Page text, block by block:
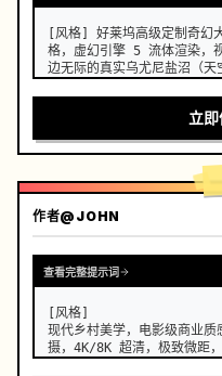
[风格] 好莱坞高级定制奇幻
格，虚幻引擎 5 流体渲染
边无际的真实乌尤尼盐沼（天
00:05] 镜头 1：高定入场与
镜头推近。动作：一位辨识
酷行走。效果：她身着并非
裙。行走时裙摆发出真实陶
统的青花纹样在白色瓷质…
立
作者@JOHN
查看完整提示词
[风格]
现代乡村美学，电影级商业
摄，4K/8K 超清，极致微距